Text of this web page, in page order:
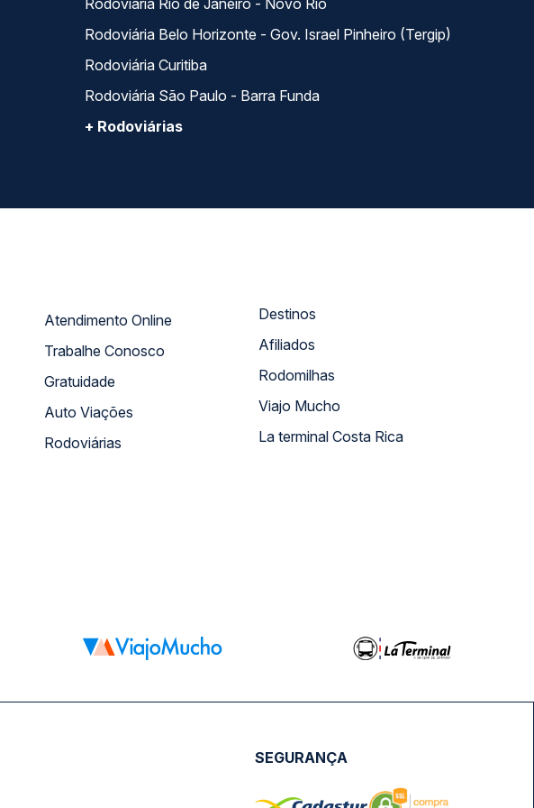
Rodoviária Rio de Janeiro - Novo Rio
Rodoviária Belo Horizonte - Gov. Israel Pinheiro (Tergip)
Rodoviária Curitiba
Rodoviária São Paulo - Barra Funda
+ Rodoviárias
Atendimento Online
Trabalhe Conosco
Gratuidade
Auto Viações
Rodoviárias
Destinos
Afiliados
Rodomilhas
Viajo Mucho
La terminal Costa Rica
SEGURANÇA